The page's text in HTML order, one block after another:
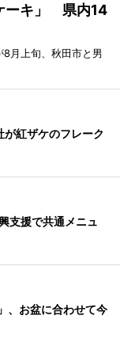
ーキ」 県内14
8月上旬、秋田市と男
紅ザケのフレーク
支援で共通メニュ
、お盆に合わせて今